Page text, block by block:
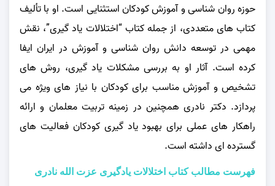
حوزه روان شناسی و آموزش کودکان استثنایی است. او با تألیف
کتاب‌ های متعددی، از جمله کتاب“اختلالات یاد گیری”، نقش
مهمی در توسعه دانش روان شناسی و آموزش در ایران ایفا
کرده است. آثار او به بررسی مشکلات یاد گیری، روش‌ های
تشخیص و آموزش مناسب برای کودکان با نیاز های ویژه می‌
پردازد. دکتر نادری همچنین در زمینه تربیت معلمان و ارائه
راهکار های عملی برای بهبود یاد گیری کودکان فعالیت‌ های
گسترده‌ ای داشته است.
فهرست مطالب کتاب اختلالات یادگیری عزت الله نادری